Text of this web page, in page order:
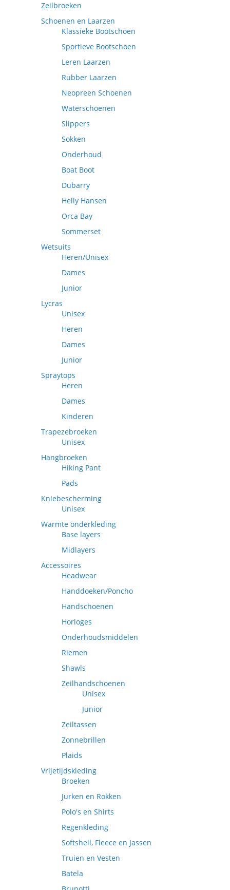
Zeilbroeken
Schoenen en Laarzen
Klassieke Bootschoen
Sportieve Bootschoen
Leren Laarzen
Rubber Laarzen
Neopreen Schoenen
Waterschoenen
Slippers
Sokken
Onderhoud
Boat Boot
Dubarry
Helly Hansen
Orca Bay
Sommerset
Wetsuits
Heren/Unisex
Dames
Junior
Lycras
Unisex
Heren
Dames
Junior
Spraytops
Heren
Dames
Kinderen
Trapezebroeken
Unisex
Hangbroeken
Hiking Pant
Pads
Kniebescherming
Unisex
Warmte onderkleding
Base layers
Midlayers
Accessoires
Headwear
Handdoeken/Poncho
Handschoenen
Horloges
Onderhoudsmiddelen
Riemen
Shawls
Zeilhandschoenen
Unisex
Junior
Zeiltassen
Zonnebrillen
Plaids
Vrijetijdskleding
Broeken
Jurken en Rokken
Polo's en Shirts
Regenkleding
Softshell, Fleece en Jassen
Truien en Vesten
Batela